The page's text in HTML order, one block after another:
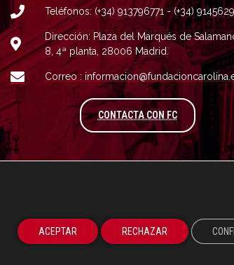
Teléfonos: (+34) 913796771 - (+34)
Dirección: Plaza del Marqués de
8, 4ª planta, 28006 Madrid.
Correo :
CONTACTA CON FCA TRAVÉS
ACEPTAR RECHAZAR